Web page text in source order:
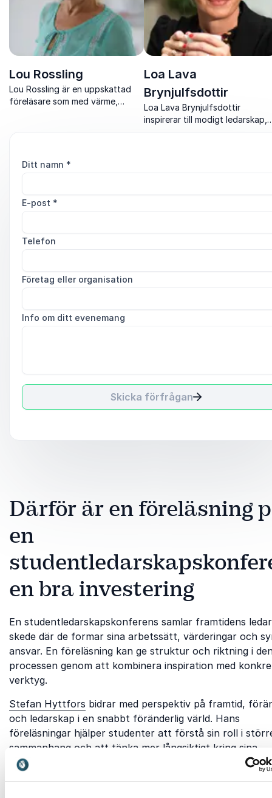
Lou Rossling
Lou Rossling är en uppskattad
föreläsare som med värme,
Loa Lava
Brynjulfsdottir
Loa Lava Brynjulfsdottir
inspirerar till modigt ledarskap,
Ditt namn *
E-post *
Telefon
Företag eller organisation
Info om ditt evenemang
Skicka förfrågan
Därför är en föreläsning
en
en bra investering
En studentledarskapskonferens samlar framtidens
skede där de formar sina arbetssätt, värderingar och
ansvar. En föreläsning kan ge struktur och riktning i
processen genom att kombinera inspiration med
verktyg.
Stefan Hyttfors bidrar med perspektiv på framtid,
och ledarskap i en snabbt föränderlig värld. Hans
föreläsningar hjälper studenter att förstå sin roll i
sammanhang och att tänka mer långsiktigt kring sina
beslut.
fokuserar på beslutsfattande och